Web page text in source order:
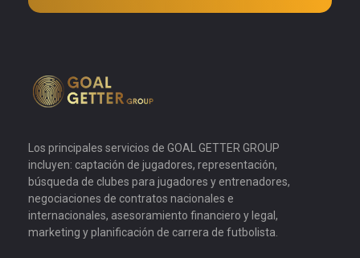
Los principales servicios de GOAL GETTER GROUP
incluyen: captación de jugadores, representación,
búsqueda de clubes para jugadores y entrenadores,
negociaciones de contratos nacionales e
internacionales, asesoramiento financiero y legal,
marketing y planificación de carrera de futbolista.